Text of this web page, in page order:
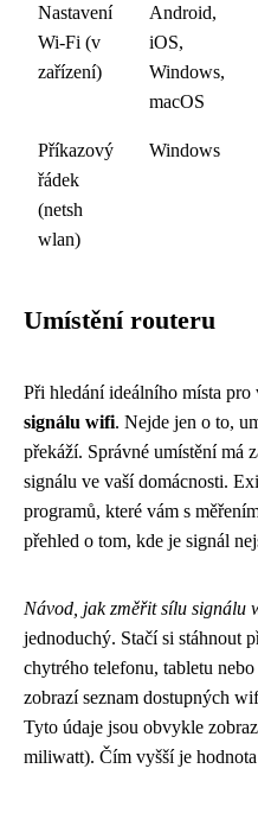
Nastavení
Wi-Fi (v
zařízení)
Android,
iOS,
Windows,
macOS
Příkazový
řádek
(netsh
wlan)
Windows
Umístění routeru
Při hledání ideálního místa pro
signálu wifi. Nejde jen o to,
překáží. Správné umístění má
signálu ve vaší domácnosti.
programů, které vám s
přehled o tom, kde je signál
Návod, jak změřit sílu signálu
jednoduchý. Stačí si stáhnout
chytrého telefonu, tabletu
zobrazí seznam dostupných
Tyto údaje jsou obvykle
miliwatt). Čím vyšší je